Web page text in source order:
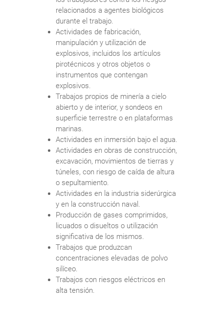
relacionados a agentes biológicos
durante el trabajo.
Actividades de fabricación,
manipulación y utilización de
explosivos, incluidos los artículos
pirotécnicos y otros objetos o
instrumentos que contengan
explosivos.
Trabajos propios de minería a cielo
abierto y de interior, y sondeos en
superficie terrestre o en plataformas
marinas.
Actividades en inmersión bajo el agua.
Actividades en obras de construcción,
excavación, movimientos de tierras y
túneles, con riesgo de caída de altura
o sepultamiento.
Actividades en la industria siderúrgica
y en la construcción naval.
Producción de gases comprimidos,
licuados o disueltos o utilización
significativa de los mismos.
Trabajos que produzcan
concentraciones elevadas de polvo
silíceo.
Trabajos con riesgos eléctricos en
alta tensión.